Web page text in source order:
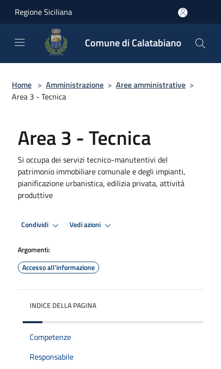
Regione Siciliana
Comune di Calatabiano
Home > Amministrazione > Aree amministrative >
Area 3 - Tecnica
Area 3 - Tecnica
Si occupa dei servizi tecnico-manutentivi del
patrimonio immobiliare comunale e degli impianti,
pianificazione urbanistica, edilizia privata, attività
produttive
Condividi Vedi azioni
Argomenti:
Accesso all'informazione
INDICE DELLA PAGINA
Competenze
Responsabile